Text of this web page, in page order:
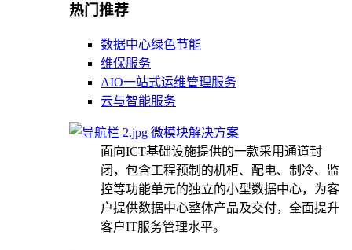
热门推荐
数据中心绿色节能
维保服务
AIO一站式运维管理服务
云与智能服务
微模块解决方案
面向ICT基础设施提供的一款采用通道封
闭，包含工程预制的机柜、配电、制冷、监
控等功能单元的独立的小型数据中心，为客
户提供数据中心整体产品及交付，全面提升
客户IT服务管理水平。